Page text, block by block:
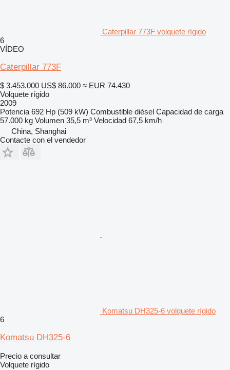
Caterpillar 773F volquete rígido
6
VÍDEO
Caterpillar 773F
$ 3.453.000 US$ 86.000 ≈ EUR 74.430
Volquete rígido
2009
Potencia 692 Hp (509 kW) Combustible diésel Capacidad de carga
57.000 kg Volumen 35,5 m³ Velocidad 67,5 km/h
China, Shanghai
Contacte con el vendedor
Komatsu DH325-6 volquete rígido
6
Komatsu DH325-6
Precio a consultar
Volquete rígido